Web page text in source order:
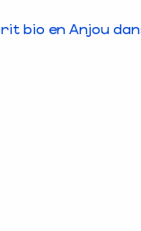
bio en Anjou